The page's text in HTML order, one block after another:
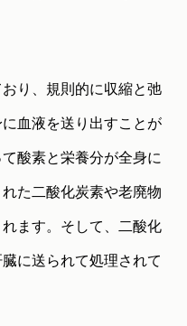
り、規則的に収縮と弛
血液を送り出すことが
酸素と栄養分が全身に
た二酸化炭素や老廃物
ます。そして、二酸化
に送られて処理されて